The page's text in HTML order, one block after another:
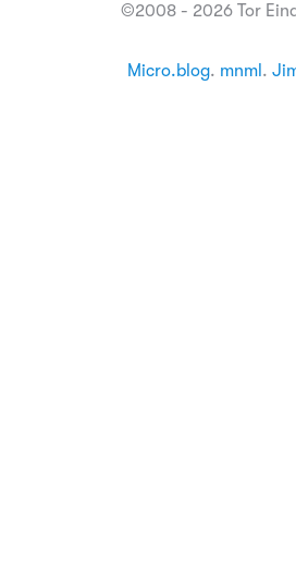
©2008 - 2026 Tor
Micro.blog. mnml .